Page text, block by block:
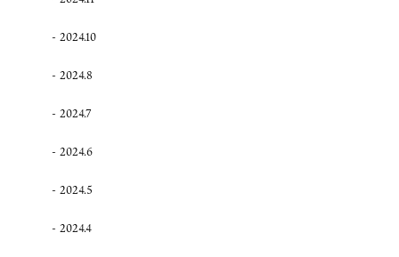
2024.10
2024.8
2024.7
2024.6
2024.5
2024.4